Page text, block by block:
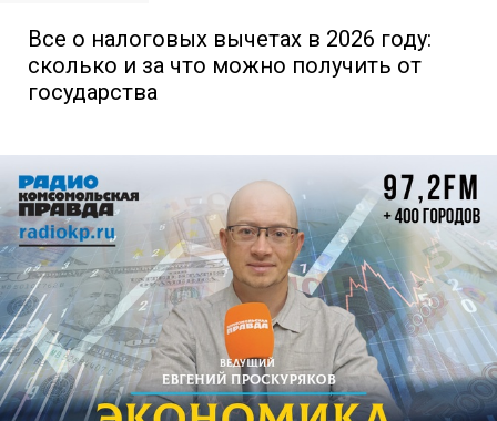
Все о налоговых вычетах в 2026 году:
сколько и за что можно получить от
государства